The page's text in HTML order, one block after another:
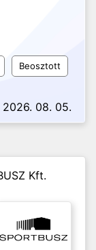
Beosztott
2026. 08. 05.
Kft.